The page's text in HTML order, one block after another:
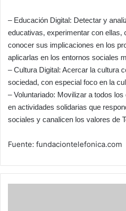
– Educación Digital: Detectar y
educativas, experimentar con ellas,
conocer sus implicaciones en los
aplicarlas en los entornos sociales
– Cultura Digital: Acercar la cultura
sociedad, con especial foco en la
– Voluntariado: Movilizar a todos
en actividades solidarias que
sociales y canalicen los valores de
Fuente: fundaciontelefonica.com